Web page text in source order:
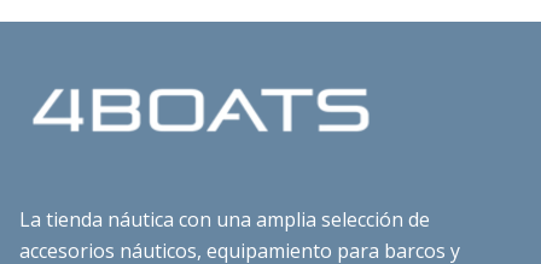
La tienda náutica con una amplia selección de
accesorios náuticos, equipamiento para barcos y